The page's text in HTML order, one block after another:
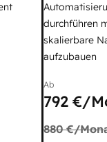
durchführen
skalierbare
aufzubauen
Ab
792 €/
880 €/